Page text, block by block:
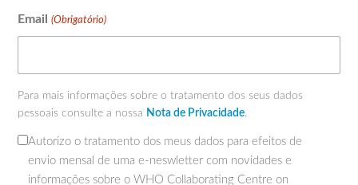
Email (Obrigatório)
Para mais informações sobre o tratamento dos seus dados
pessoais consulte a nossa Nota de Privacidade.
(Obrigatório)
Autorizo o tratamento dos meus dados para efeitos de
envio mensal de uma e-neswletter com novidades e
informações sobre o WHO Collaborating Centre on